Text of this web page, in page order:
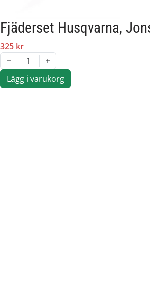
Fjäderset Husqvarna,
325 kr
1
Lägg i varukorg